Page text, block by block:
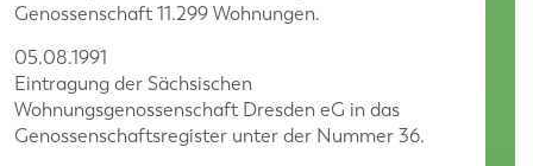
Genossenschaft 11.299 Wohnungen.
05.08.1991
Eintragung der Sächsischen
Wohnungsgenossenschaft Dresden eG in das
Genossenschaftsregister unter der Nummer 36.